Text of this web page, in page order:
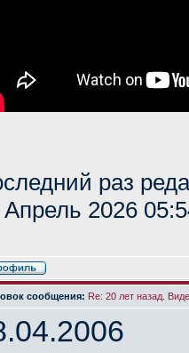
раз
Апрель 2026
сообщения: Re: 20 лет назад.